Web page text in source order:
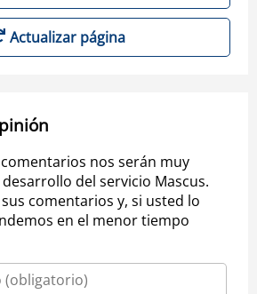
Actualizar página
nos serán muy
del servicio Mascus.
comentarios y, si usted lo
en el menor tiempo